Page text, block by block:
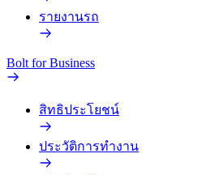
รายงานรถ
Bolt for Business
สิทธิประโยชน์
ประวัติการทำงาน